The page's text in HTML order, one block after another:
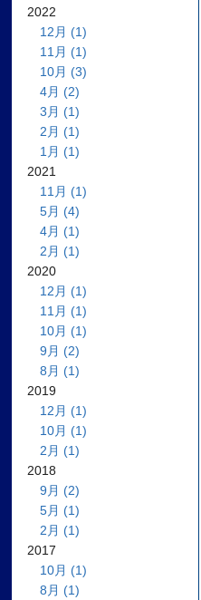
2022
12月 (1)
11月 (1)
10月 (3)
4月 (2)
3月 (1)
2月 (1)
1月 (1)
2021
11月 (1)
5月 (4)
4月 (1)
2月 (1)
2020
12月 (1)
11月 (1)
10月 (1)
9月 (2)
8月 (1)
2019
12月 (1)
10月 (1)
2月 (1)
2018
9月 (2)
5月 (1)
2月 (1)
2017
10月 (1)
8月 (1)